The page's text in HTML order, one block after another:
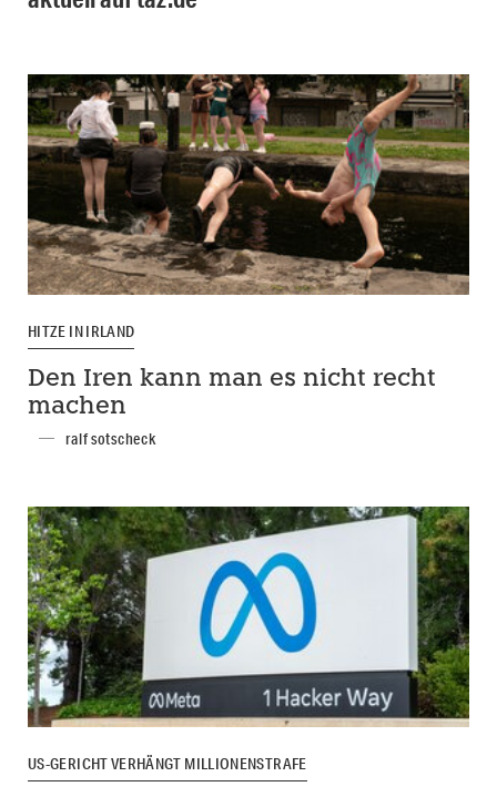
HITZE IN IRLAND
Den Iren kann man es nicht recht
machen
ralf sotscheck
US-GERICHT VERHÄNGT MILLIONENSTRAFE